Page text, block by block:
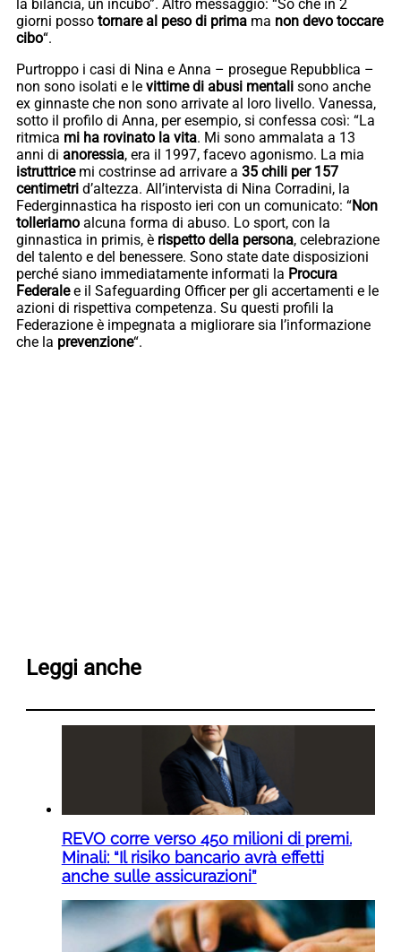
la bilancia, un incubo”. Altro messaggio: “So che in 2
giorni posso tornare al peso di prima ma non devo toccare
cibo“.
Purtroppo i casi di Nina e Anna – prosegue Repubblica –
non sono isolati e le vittime di abusi mentali sono anche
ex ginnaste che non sono arrivate al loro livello. Vanessa,
sotto il profilo di Anna, per esempio, si confessa così: “La
ritmica mi ha rovinato la vita. Mi sono ammalata a 13
anni di anoressia, era il 1997, facevo agonismo. La mia
istruttrice mi costrinse ad arrivare a 35 chili per 157
centimetri d’altezza. All’intervista di Nina Corradini, la
Federginnastica ha risposto ieri con un comunicato: “Non
tolleriamo alcuna forma di abuso. Lo sport, con la
ginnastica in primis, è rispetto della persona, celebrazione
del talento e del benessere. Sono state date disposizioni
perché siano immediatamente informati la Procura
Federalee il Safeguarding Officer per gli accertamenti e le
azioni di rispettiva competenza. Su questi profili la
Federazione è impegnata a migliorare sia l’informazione
che la prevenzione“.
Leggi anche
REVO corre verso 450 milioni di premi.
Minali: “Il risiko bancario avrà effetti
anche sulle assicurazioni”